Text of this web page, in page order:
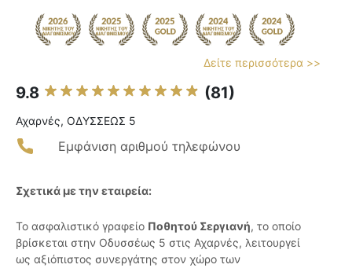
Δείτε περισσότερα >>
9.8 (81)
Αχαρνές, ΟΔΥΣΣΕΩΣ 5
Εμφάνιση αριθμού τηλεφώνου
Σχετικά με την εταιρεία:
Το ασφαλιστικό γραφείο Ποθητού Σεργιανή, το οποίο
βρίσκεται στην Οδυσσέως 5 στις Αχαρνές, λειτουργεί
ως αξιόπιστος συνεργάτης στον χώρο των